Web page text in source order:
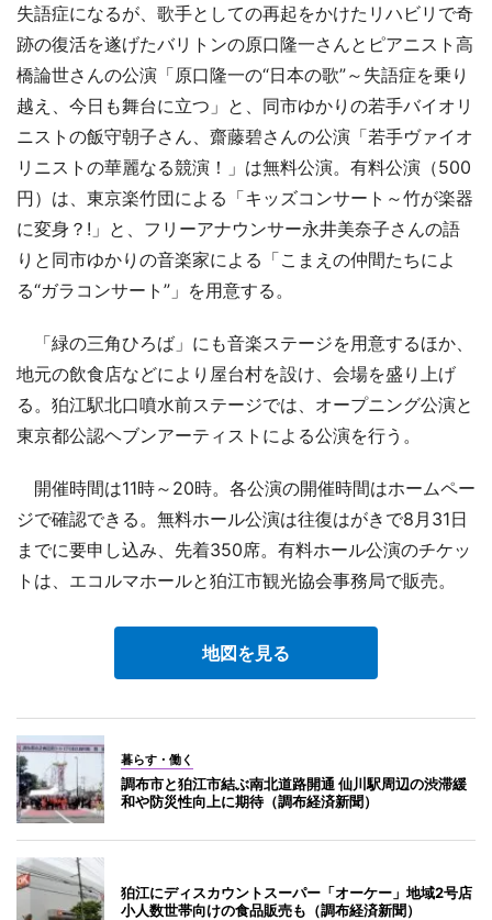
失語症になるが、歌手としての再起をかけたリハビリで奇
跡の復活を遂げたバリトンの原口隆一さんとピアニスト高
橋論世さんの公演「原口隆一の“日本の歌”～失語症を乗り
越え、今日も舞台に立つ」と、同市ゆかりの若手バイオリ
ニストの飯守朝子さん、齋藤碧さんの公演「若手ヴァイオ
リニストの華麗なる競演！」は無料公演。有料公演（500
円）は、東京楽竹団による「キッズコンサート～竹が楽器
に変身？!」と、フリーアナウンサー永井美奈子さんの語
りと同市ゆかりの音楽家による「こまえの仲間たちによ
る“ガラコンサート”」を用意する。
「緑の三角ひろば」にも音楽ステージを用意するほか、
地元の飲食店などにより屋台村を設け、会場を盛り上げ
る。狛江駅北口噴水前ステージでは、オープニング公演と
東京都公認ヘブンアーティストによる公演を行う。
開催時間は11時～20時。各公演の開催時間はホームペー
ジで確認できる。無料ホール公演は往復はがきで8月31日
までに要申し込み、先着350席。有料ホール公演のチケッ
トは、エコルマホールと狛江市観光協会事務局で販売。
地図を見る
暮らす・働く
調布市と狛江市結ぶ南北道路開通 仙川駅周辺の渋滞緩
和や防災性向上に期待（調布経済新聞）
狛江にディスカウントスーパー「オーケー」地域2号店
小人数世帯向けの食品販売も（調布経済新聞）